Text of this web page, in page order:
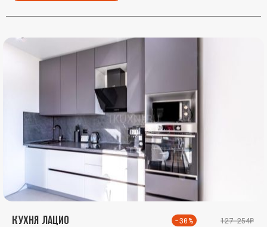
Кухня Лацио -30% 127 254₽